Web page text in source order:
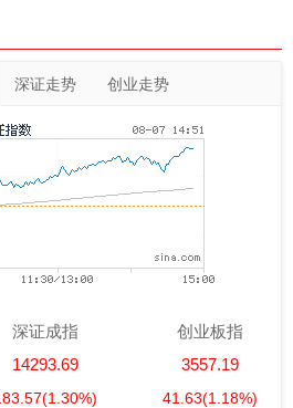
深证走势 创业走势
深证成指
14293.69
(1.30%)
创业板指
3557.19
41.63(1.18%)